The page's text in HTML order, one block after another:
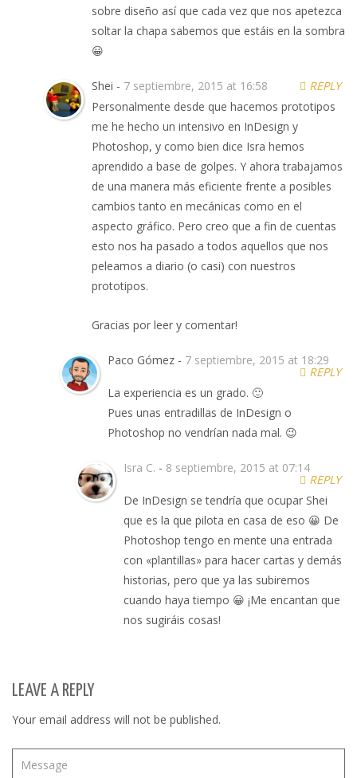
sobre diseño así que cada vez que nos apetezca
soltar la chapa sabemos que estáis en la sombra
😀
Shei - 7 septiembre, 2015 at 16:58
REPLY
Personalmente desde que hacemos prototipos
me he hecho un intensivo en InDesign y
Photoshop, y como bien dice Isra hemos
aprendido a base de golpes. Y ahora trabajamos
de una manera más eficiente frente a posibles
cambios tanto en mecánicas como en el
aspecto gráfico. Pero creo que a fin de cuentas
esto nos ha pasado a todos aquellos que nos
peleamos a diario (o casi) con nuestros
prototipos.
Gracias por leer y comentar!
Paco Gómez - 7 septiembre, 2015 at 18:29
REPLY
La experiencia es un grado. 🙂
Pues unas entradillas de InDesign o
Photoshop no vendrían nada mal. 😉
Isra C. - 8 septiembre, 2015 at 07:14
REPLY
De InDesign se tendría que ocupar Shei
que es la que pilota en casa de eso 😀 De
Photoshop tengo en mente una entrada
con «plantillas» para hacer cartas y demás
historias, pero que ya las subiremos
cuando haya tiempo 😀 ¡Me encantan que
nos sugiráis cosas!
LEAVE A REPLY
Your email address will not be published.